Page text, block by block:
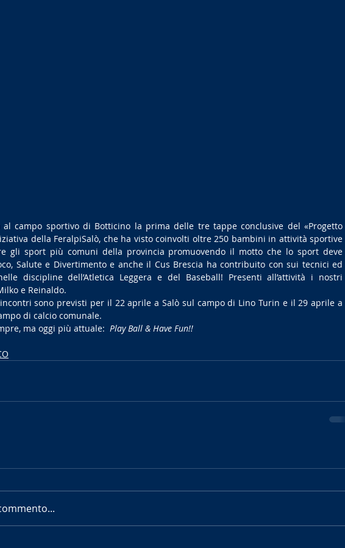
al campo sportivo di Botticino la prima delle tre tappe conclusive del «Progetto
della FeralpiSalò, che ha visto coinvolti oltre 250 bambini in attività sportive
gli sport più comuni della provincia promuovendo il motto che lo sport deve
Salute e Divertimento e anche il Cus Brescia ha contribuito con sui tecnici ed
discipline dell’Atletica Leggera e del Baseball! Presenti all’attività i nostri
e Reinaldo.
sono previsti per il 22 aprile a Salò sul campo di Lino Turin e il 29 aprile a
di calcio comunale.
ma oggi più attuale: Play Ball & Have Fun!!